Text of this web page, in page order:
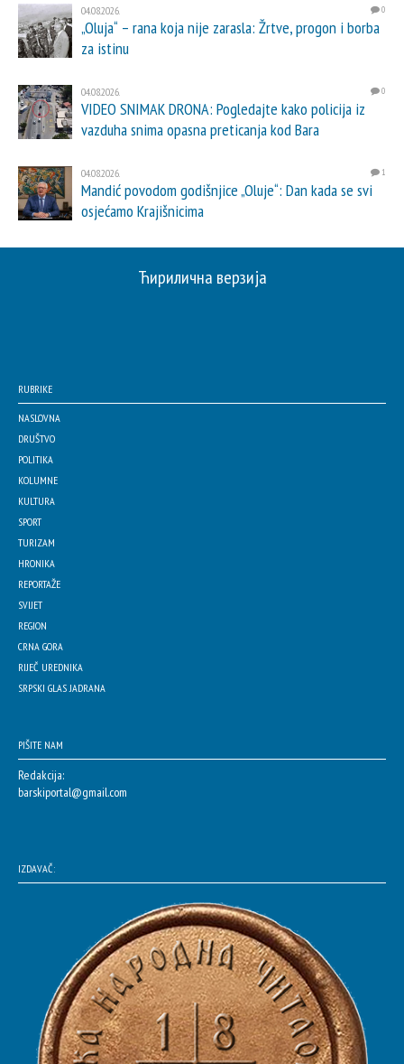
04.08.2026. 0
„Oluja“ – rana koja nije zarasla: Žrtve, progon i borba
za istinu
04.08.2026. 0
VIDEO SNIMAK DRONA: Pogledajte kako policija iz
vazduha snima opasna preticanja kod Bara
04.08.2026. 1
Mandić povodom godišnjice „Oluje“: Dan kada se svi
osjećamo Krajišnicima
Ћирилична верзија
RUBRIKE
NASLOVNA
DRUŠTVO
POLITIKA
KOLUMNE
KULTURA
SPORT
TURIZAM
HRONIKA
REPORTAŽE
SVIJET
REGION
CRNA GORA
RIJEČ UREDNIKA
SRPSKI GLAS JADRANA
PIŠITE NAM
Redakcija:
barskiportal@gmail.com
IZDAVAČ: